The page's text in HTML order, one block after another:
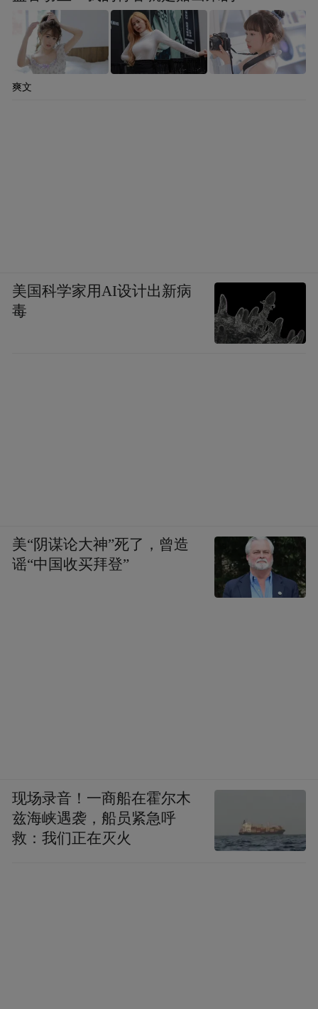
爽文
美国科学家用AI设计出新病
毒
美“阴谋论大神”死了，曾造
谣“中国收买拜登”
现场录音！一商船在霍尔木
兹海峡遇袭，船员紧急呼
救：我们正在灭火